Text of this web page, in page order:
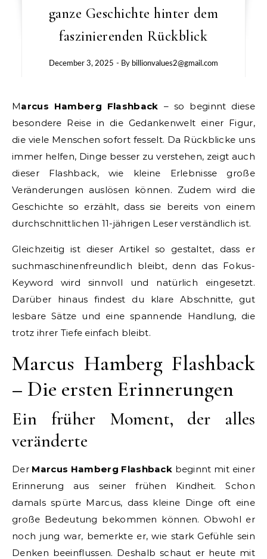
ganze Geschichte hinter dem
faszinierenden Rückblick
December 3, 2025 - By billionvalues2@gmail.com
Marcus Hamberg Flashback – so beginnt diese
besondere Reise in die Gedankenwelt einer Figur,
die viele Menschen sofort fesselt. Da Rückblicke uns
immer helfen, Dinge besser zu verstehen, zeigt auch
dieser Flashback, wie kleine Erlebnisse große
Veränderungen auslösen können. Zudem wird die
Geschichte so erzählt, dass sie bereits von einem
durchschnittlichen 11-jährigen Leser verständlich ist.
Gleichzeitig ist dieser Artikel so gestaltet, dass er
suchmaschinenfreundlich bleibt, denn das Fokus-
Keyword wird sinnvoll und natürlich eingesetzt.
Darüber hinaus findest du klare Abschnitte, gut
lesbare Sätze und eine spannende Handlung, die
trotz ihrer Tiefe einfach bleibt.
Marcus Hamberg Flashback
– Die ersten Erinnerungen
Ein früher Moment, der alles
veränderte
Der Marcus Hamberg Flashback beginnt mit einer
Erinnerung aus seiner frühen Kindheit. Schon
damals spürte Marcus, dass kleine Dinge oft eine
große Bedeutung bekommen können. Obwohl er
noch jung war, bemerkte er, wie stark Gefühle sein
Denken beeinflussen. Deshalb schaut er heute mit